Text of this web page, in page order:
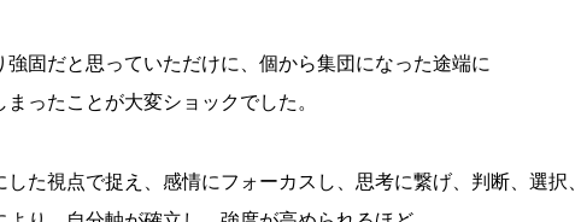
固だと思っていただけに、個から集団になった途端に
ったことが大変ショックでした。
た視点で捉え、感情にフォーカスし、思考に繋げ、判断、選択、